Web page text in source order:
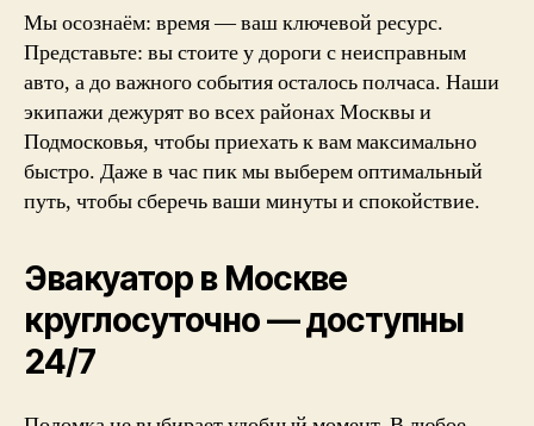
Мы осознаём: время — ваш ключевой ресурс.
Представьте: вы стоите у дороги с неисправным
авто, а до важного события осталось полчаса. Наши
экипажи дежурят во всех районах Москвы и
Подмосковья, чтобы приехать к вам максимально
быстро. Даже в час пик мы выберем оптимальный
путь, чтобы сберечь ваши минуты и спокойствие.
Эвакуатор в Москве
круглосуточно — доступны
24/7